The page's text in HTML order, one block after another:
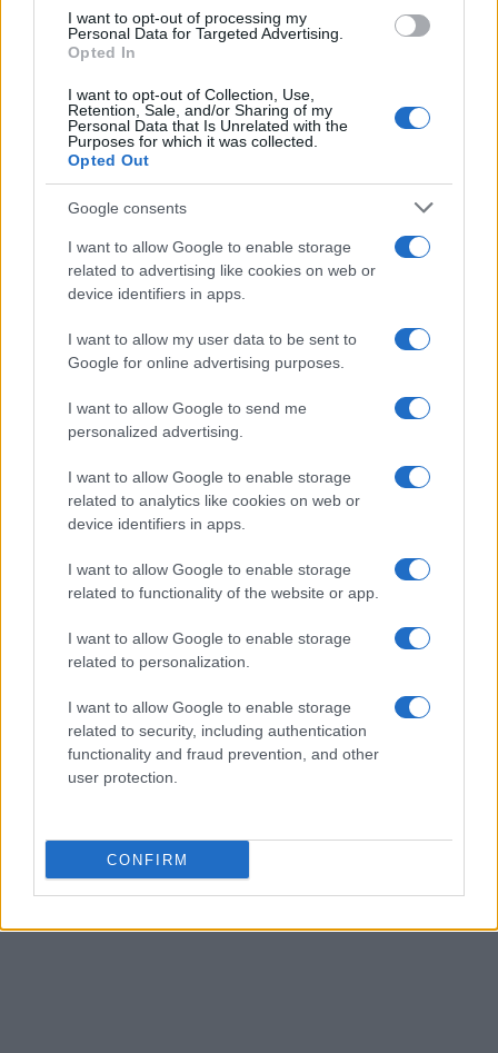
I want to opt-out of processing my
Personal Data for Targeted Advertising.
Opted In
I want to opt-out of Collection, Use,
Retention, Sale, and/or Sharing of my
Personal Data that Is Unrelated with the
Purposes for which it was collected.
Opted Out
Google consents
I want to allow Google to enable storage
related to advertising like cookies on web or
device identifiers in apps.
I want to allow my user data to be sent to
Google for online advertising purposes.
I want to allow Google to send me
personalized advertising.
I want to allow Google to enable storage
related to analytics like cookies on web or
device identifiers in apps.
I want to allow Google to enable storage
related to functionality of the website or app.
I want to allow Google to enable storage
related to personalization.
I want to allow Google to enable storage
related to security, including authentication
functionality and fraud prevention, and other
user protection.
CONFIRM
mini-série.
réservé pour les abonnés.
AUTEUR
Infos Rédaction